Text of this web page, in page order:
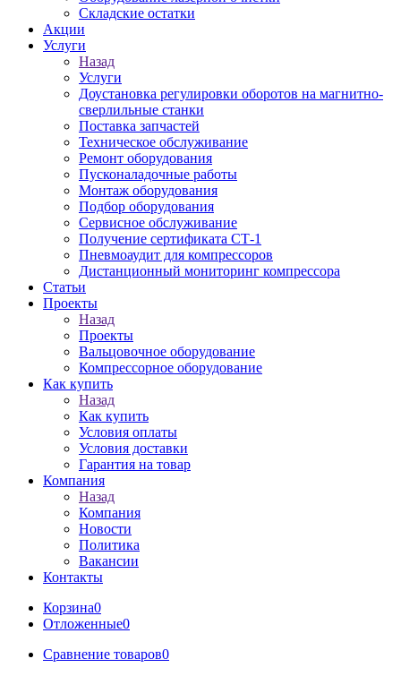
Складские остатки
Акции
Услуги
Назад
Услуги
Доустановка регулировки оборотов на магнитно-
сверлильные станки
Поставка запчастей
Техническое обслуживание
Ремонт оборудования
Пусконаладочные работы
Монтаж оборудования
Подбор оборудования
Сервисное обслуживание
Получение сертификата СТ-1
Пневмоаудит для компрессоров
Дистанционный мониторинг компрессора
Статьи
Проекты
Назад
Проекты
Вальцовочное оборудование
Компрессорное оборудование
Как купить
Назад
Как купить
Условия оплаты
Условия доставки
Гарантия на товар
Компания
Назад
Компания
Новости
Политика
Вакансии
Контакты
Корзина0
Отложенные0
Сравнение товаров0